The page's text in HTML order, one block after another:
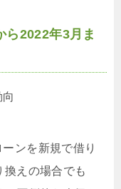
ら2022年3月ま
ンを新規で借り
換えの場合でも